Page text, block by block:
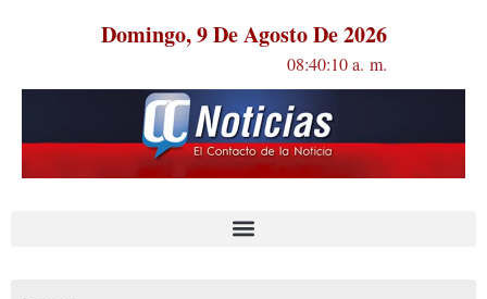
Domingo, 9 De Agosto De 2026
08:40:11 a. m.